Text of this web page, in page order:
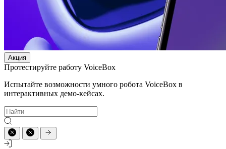
Акция
Протестируйте работу VoiceBox
Испытайте возможности умного робота VoiceBox в
интерактивных демо-кейсах.